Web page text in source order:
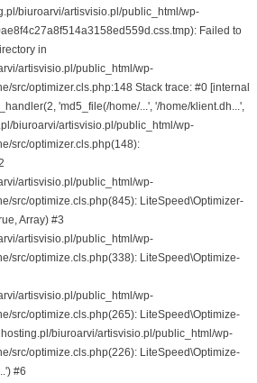
biuroarvi/artisvisio.pl/public_html/wp-
Failed to
in
artisvisio.pl/public_html/wp-
src/optimizer.cls.php:148 Stack trace: #0 [internal
'md5_file(/home/...', '/home/klient.dh...',
biuroarvi/artisvisio.pl/public_html/wp-
src/optimizer.cls.php(148):
artisvisio.pl/public_html/wp-
src/optimize.cls.php(845): LiteSpeed\Optimizer-
Array) #3
artisvisio.pl/public_html/wp-
src/optimize.cls.php(338): LiteSpeed\Optimize-
artisvisio.pl/public_html/wp-
src/optimize.cls.php(265): LiteSpeed\Optimize-
biuroarvi/artisvisio.pl/public_html/wp-
src/optimize.cls.php(226): LiteSpeed\Optimize-
#6